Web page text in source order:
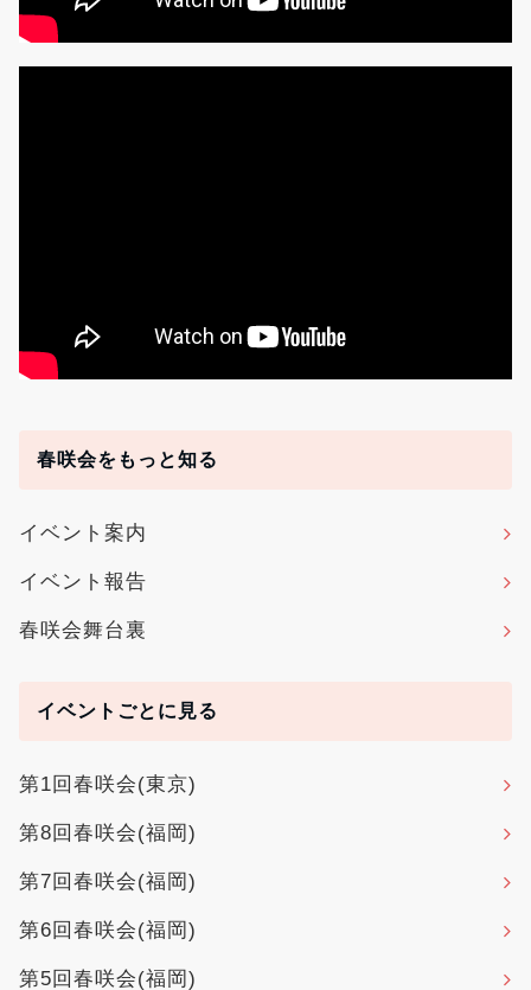
春咲会をもっと知る
イベント案内
イベント報告
春咲会舞台裏
イベントごとに見る
第1回春咲会(東京)
第8回春咲会(福岡)
第7回春咲会(福岡)
第6回春咲会(福岡)
第5回春咲会(福岡)